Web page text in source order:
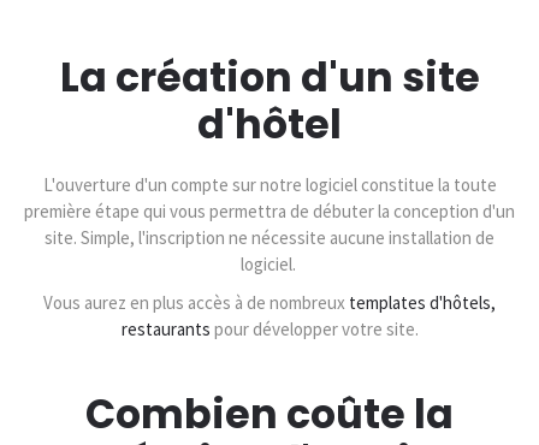
La création d'un site
d'hôtel
L'ouverture d'un compte sur notre logiciel constitue la toute
première étape qui vous permettra de débuter la conception d'un
site. Simple, l'inscription ne nécessite aucune installation de
logiciel.
Vous aurez en plus accès à de nombreux templates d'hôtels,
restaurants pour développer votre site.
Combien coûte la